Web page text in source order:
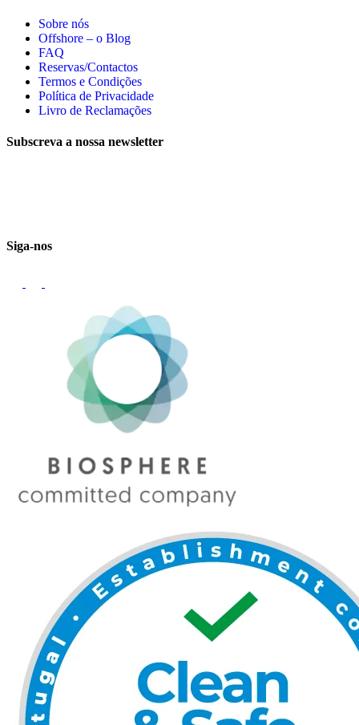
Sobre nós
Offshore – o Blog
FAQ
Reservas/Contactos
Termos e Condições
Política de Privacidade
Livro de Reclamações
Subscreva a nossa newsletter
Siga-nos